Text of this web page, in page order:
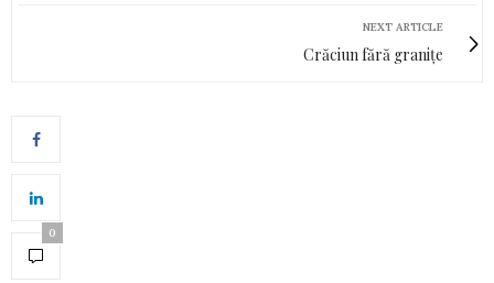
NEXT ARTICLE
Crăciun fără granițe
0